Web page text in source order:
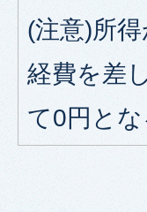
(注意)所
経費を差
て0円とな